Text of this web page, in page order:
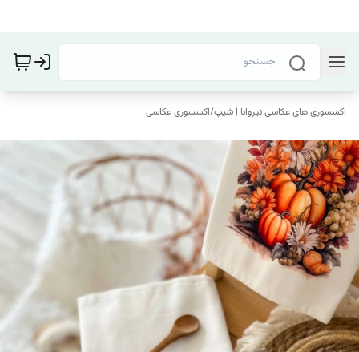
اکسسوری های عکاسی نیروانا | شیپ/اکسسوری عکاسی